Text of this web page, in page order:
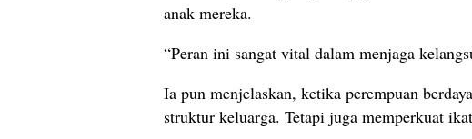
anak mereka.
“Peran ini sangat vital dalam menjaga
Ia pun menjelaskan, ketika perempuan
struktur keluarga. Tetapi juga memperkuat